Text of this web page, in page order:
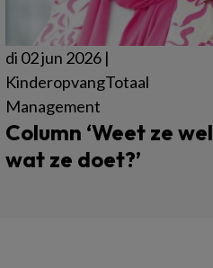
di 02 jun 2026 |
KinderopvangTotaal
Management
Column ‘Weet ze wel
wat ze doet?’